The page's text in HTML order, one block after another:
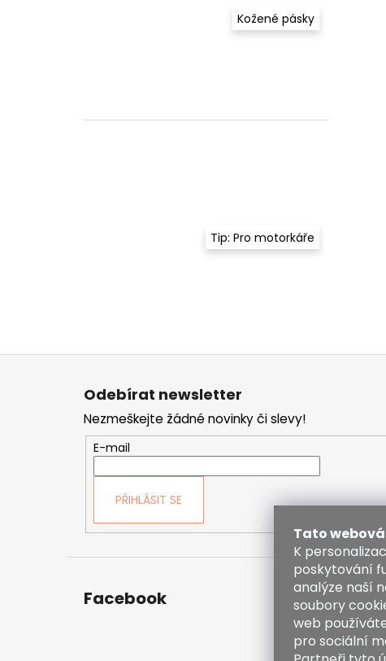
Tato
K
poskytování
analýze naší
soubory
web
pro sociální
Kožené pásky
Tip: Pro motorkáře
Odebírat newsletter
Nezmeškejte žádné novinky či slevy!
E-mail
PŘIHLÁSIT SE
Facebook
info@